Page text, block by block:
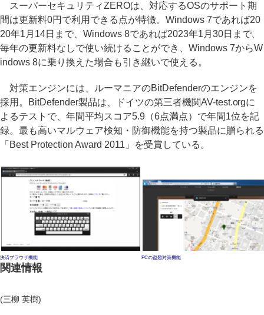
スーパーセキュリティZEROは、対応するOSのサポート期
間は更新料0円で利用できる点が特徴。Windows 7であれば20
20年1月14日まで、Windows 8であれば2023年1月30日まで、
毎年の更新料なしで使い続けることができ、Windows 7からW
indows 8に乗り換えた場合も引き継いで使える。
対策エンジンには、ルーマニアのBitDefenderのエンジンを
採用。BitDefender製品は、ドイツの第三者機関AV-test.orgに
よるテストで、年間平均スコア5.9（6点満点）で年間1位を記
録。最も高いマルウェア検知・防御機能を持つ製品に贈られる
「Best Protection Award 2011」を受賞している。
決済ブラウザ機能 PCの盗難対策機能
関連情報
(三柳 英樹)